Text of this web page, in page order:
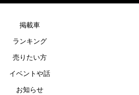
掲載車
ランキング
売りたい方
イベントや話
お知らせ